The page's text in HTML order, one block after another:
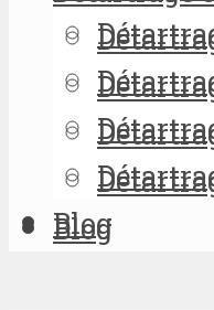
Blog
Blog